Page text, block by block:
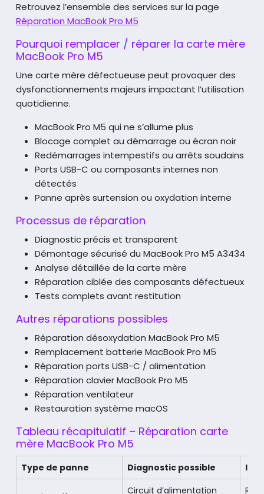
Retrouvez l’ensemble des services sur la page
Réparation MacBook Pro M5
Pourquoi remplacer / réparer la carte mère
MacBook Pro M5
Une carte mère défectueuse peut provoquer des
dysfonctionnements majeurs impactant l’utilisation
quotidienne.
MacBook Pro M5 qui ne s’allume plus
Blocage complet au démarrage ou écran noir
Redémarrages intempestifs ou arrêts soudains
Ports USB-C ou composants internes non
détectés
Panne après surtension ou oxydation interne
Processus de réparation
Diagnostic précis et transparent
Démontage sécurisé du MacBook Pro M5 A3434
Analyse détaillée de la carte mère
Réparation ciblée des composants défectueux
Tests complets avant restitution
Autres réparations possibles
Réparation désoxydation MacBook Pro M5
Remplacement batterie MacBook Pro M5
Réparation ports USB-C / alimentation
Réparation clavier MacBook Pro M5
Réparation ventilateur
Restauration système macOS
Tableau récapitulatif – Réparation carte
mère MacBook Pro M5
Type de panne Diagnostic possible
Circuit d’alimentation